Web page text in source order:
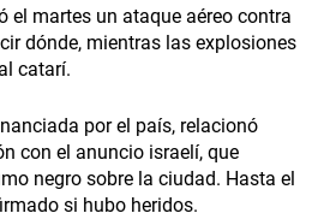
el martes un ataque aéreo contra
dónde, mientras las explosiones
catarí.
por el país, relacionó
con el anuncio israelí, que
negro sobre la ciudad. Hasta el
si hubo heridos.